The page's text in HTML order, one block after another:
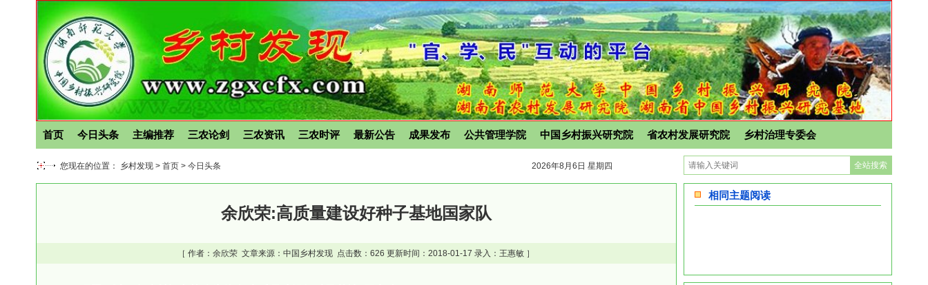
首页 今日头条 主编推荐 三农论剑 三农资讯 三农时评 最新公告 成果发布 公共管理学院 中国乡村振兴研究院 省农村发展研究院 乡村治理专委会
您现在的位置： 乡村发现 > 首页 > 今日头条 2026年8月6日 星期四
余欣荣:高质量建设好种子基地国家队
［ 作者：余欣荣 文章来源：中国乡村发现 点击数：626 更新时间：2018-01-17 录入：王惠敏 ］
相同主题阅读